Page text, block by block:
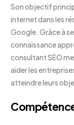
Son objectif
internet dans les
Google. Grâce à
connaissance
consultant SEO
aider les
atteindre leurs